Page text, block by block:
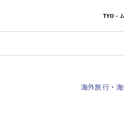
TYO -
海外旅行・